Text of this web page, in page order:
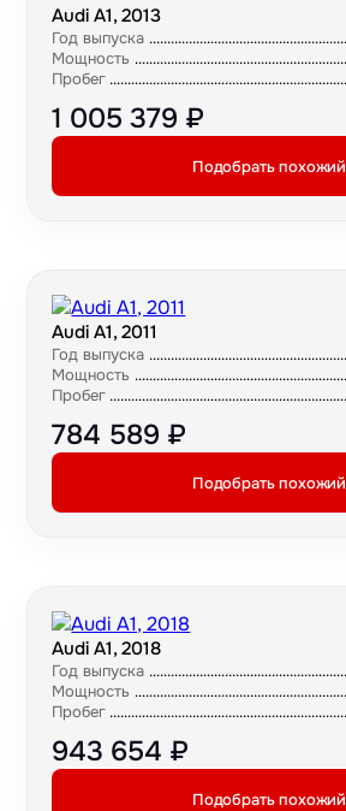
Audi A1, 2013
Год выпуска
Мощность
Пробег
1 005 379 ₽
Подобрать похожий
Audi A1, 2011
Год выпуска
Мощность
Пробег
784 589 ₽
Подобрать похожий
Audi A1, 2018
Год выпуска
Мощность
Пробег
943 654 ₽
Подобрать похожий